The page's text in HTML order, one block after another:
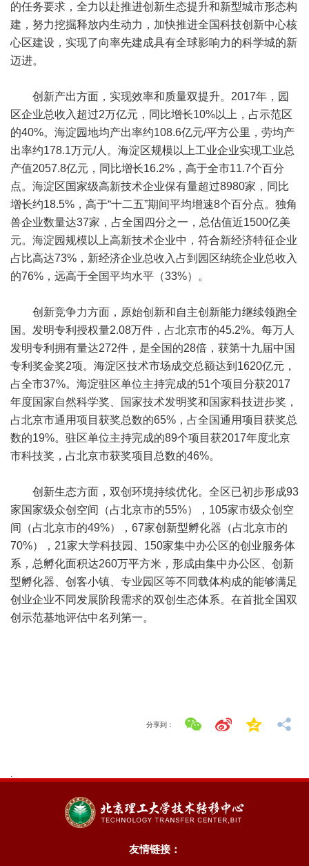
的任务要求，全力以赴推进创新生态提升和新型城市形态构
建，努力挖掘释放内生动力，加快推进全国科技创新中心核
心区建设，实现了向率先建成具有全球影响力的科学城的新
迈进。
创新产出方面，实现效率和质量双提升。2017年，园
区企业总收入超过2万亿元，同比增长10%以上，占示范区
的40%。海淀园地均产出率约108.6亿元/平方公里，劳均产
出率约178.1万元/人。海淀区规模以上工业企业实现工业总
产值2057.8亿元，同比增长16.2%，高于全市11.7个百分
点。海淀区国家级高新技术企业保有量超过8980家，同比
增长约18.5%，高于“十二五”期间平均增速8个百分点。独角
兽企业数量达37家，占全国四分之一，总估值近1500亿美
元。海淀园规模以上高新技术企业中，符合新经济特征企业
占比高达73%，新经济企业总收入占到园区纳统企业总收入
的76%，远高于全国平均水平（33%）。
创新竞争力方面，原始创新和自主创新能力继续领跑全
国。发明专利授权量2.08万件，占北京市的45.2%。每万人
发明专利拥有量达272件，是全国的28倍，获第十九届中国
专利奖金奖2项。海淀区技术市场成交总额达到1620亿元，
占全市37%。海淀驻区单位主持完成的51个项目分获2017
年度国家自然科学奖、国家技术发明奖和国家科技进步奖，
占北京市通用项目获奖总数的65%，占全国通用项目获奖总
数的19%。驻区单位主持完成的89个项目获2017年度北京
市科技奖，占北京市获奖项目总数的46%。
创新生态方面，双创环境持续优化。全区已初步形成93
家国家级众创空间（占北京市的55%），105家市级众创空
间（占北京市的49%），67家创新型孵化器（占北京市的
70%），21家大学科技园、150家集中办公区的创业服务体
系，总孵化面积达260万平方米，形成由集中办公区、创新
型孵化器、创客小镇、专业园区等不同载体构成的能够满足
创业企业不同发展阶段需求的双创生态体系。在首批全国双
创示范基地评估中名列第一。
分享到：
.
友情链接：